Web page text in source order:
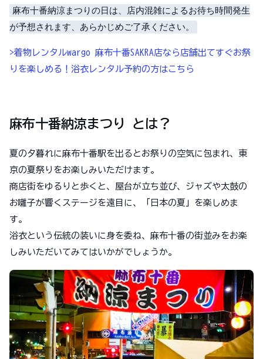
麻布十番納涼まつりの日は、店内混雑によるお待ち時間発生
が予想されます、あらかじめご了承ください。
>着物レンタルwargo 麻布十番SAKRA店なら店舗出てすぐお祭
りを楽しめる！浴衣レンタル予約の方はこちら
麻布十番納涼まつり とは？
夏の夕暮れに麻布十番駅を出るとお祭りの空気に包まれ、東
京の夏祭りをお楽しみいただけます。
商店街をゆるりと歩くと、屋台が立ち並び、ジャズや太鼓の
お囃子が響くステージを遠目に、「日本の夏」を楽しめま
す。
浴衣という伝統の装いに身を委ね、麻布十番の街並みをお楽
しみいただいてみてはいかがでしょうか。